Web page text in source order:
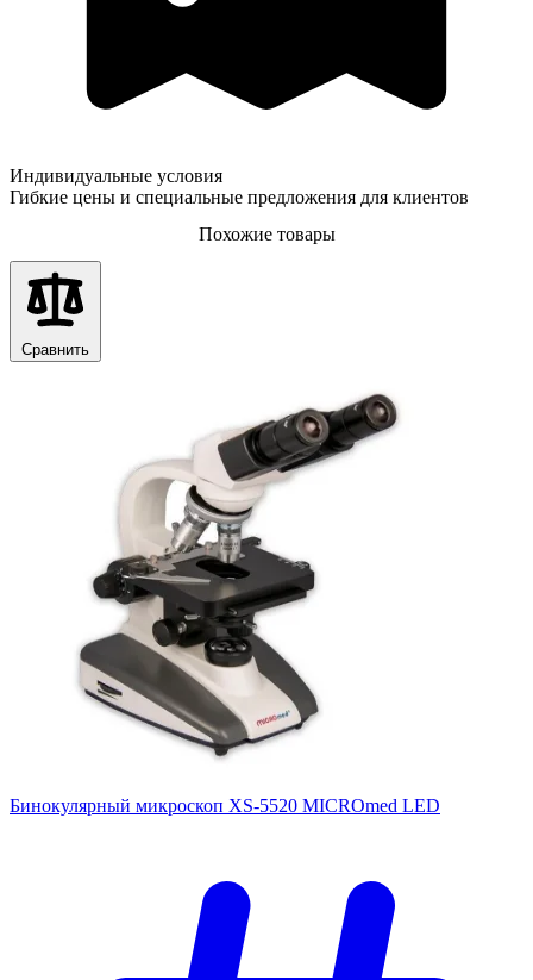
Индивидуальные условия
Гибкие цены и специальные предложения для клиентов
Похожие товары
Сравнить
Бинокулярный микроскоп XS-5520 MICROmed LED